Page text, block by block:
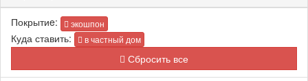
Покрытиe: экошпон
Куда ставить: в частный дом
Сбросить все